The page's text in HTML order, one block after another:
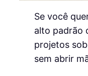
Se você
alto padrão
projetos
sem abrir